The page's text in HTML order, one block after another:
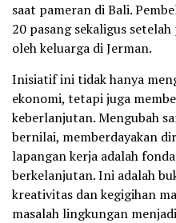
saat pameran di Bali.
20 pasang sekaligus
oleh keluarga di Jerman.
Inisiatif ini tidak hanya
ekonomi, tetapi juga
keberlanjutan. Mengubah
bernilai, memberdayakan
lapangan kerja adalah
berkelanjutan. Ini adalah
kreativitas dan kegigihan
masalah lingkungan